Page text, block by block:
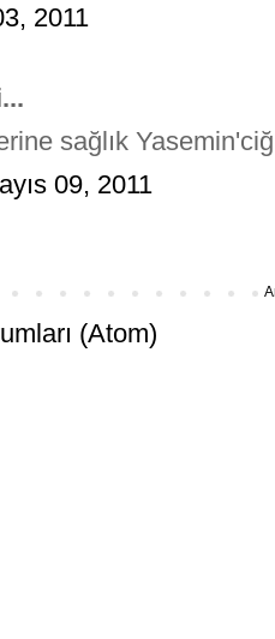
2011
sağlık
09, 2011
(Atom)